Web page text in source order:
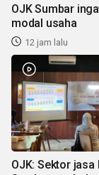
OJK Sumbar
modal usaha
12 jam lalu
OJK: Sektor jasa